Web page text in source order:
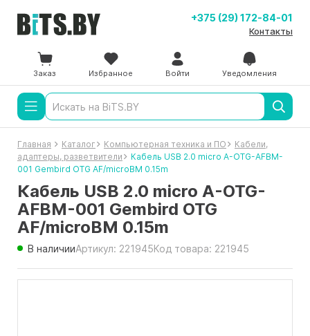
+375 (29) 172-84-01
Контакты
Заказ Избранное Войти Уведомления
Главная Каталог Компьютерная техника и ПО
Кабели,
адаптеры, разветвители
Кабель USB 2.0 micro A-OTG-AFBM-
001 Gembird OTG AF/microBM 0.15m
Кабель USB 2.0 micro A-OTG-
AFBM-001 Gembird OTG
AF/microBM 0.15m
В наличииАртикул: 221945Код товара: 221945